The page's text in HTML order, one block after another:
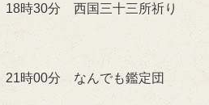
時30分 西国三十三所祈り
21時00分 なんでも鑑定団